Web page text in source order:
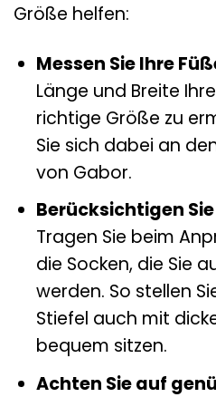
Größe helfen:
Messen Sie Ihre
Länge und Breite
richtige Größe zu
Sie sich dabei an
von Gabor.
Berücksichtigen
Tragen Sie beim
die Socken, die Sie
werden. So stellen
Stiefel auch mit
bequem sitzen.
Achten Sie auf